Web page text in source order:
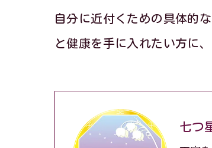
自分に近付くための具体的
と健康を手に入れたい方に
七つ